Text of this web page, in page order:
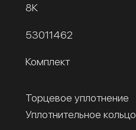
8К
53011462
Комплект
Торцевое уплотнение
Уплотнительное кольцо